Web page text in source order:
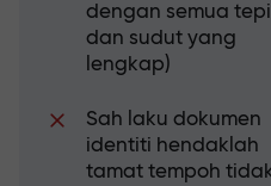
dengan semua tepi
dan sudut yang
lengkap)
Sah laku dokumen
identiti hendaklah
tamat tempoh